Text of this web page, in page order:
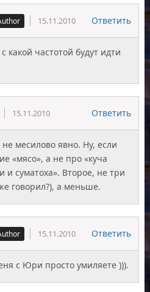
15.11.2010 Ответить
какой частотой будут идти
15.11.2010 Ответить
не месилово явно. Ну, если
«мясо», а не про «куча
и суматоха». Второе, не три
говорил?), а меньше.
15.11.2010 Ответить
с Юри просто умиляете ))).